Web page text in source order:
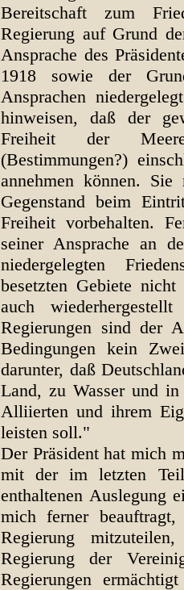
Bereitschaft zum
Regierung auf Grund
Ansprache des
1918 sowie der
Ansprachen
hinweisen, daß der
Freiheit der Meere
(Bestimmungen?)
annehmen können.
Gegenstand beim
Freiheit vorbehalten.
seiner Ansprache an
niedergelegten
besetzten Gebiete
auch
Regierungen sind der
Bedingungen kein
darunter, daß
Land, zu Wasser und
Alliierten und ihrem
leisten soll."
Der Präsident hat mich
mit der im letzten Teil
enthaltenen Auslegung
mich ferner
Regierung
Regierung der
Regierungen